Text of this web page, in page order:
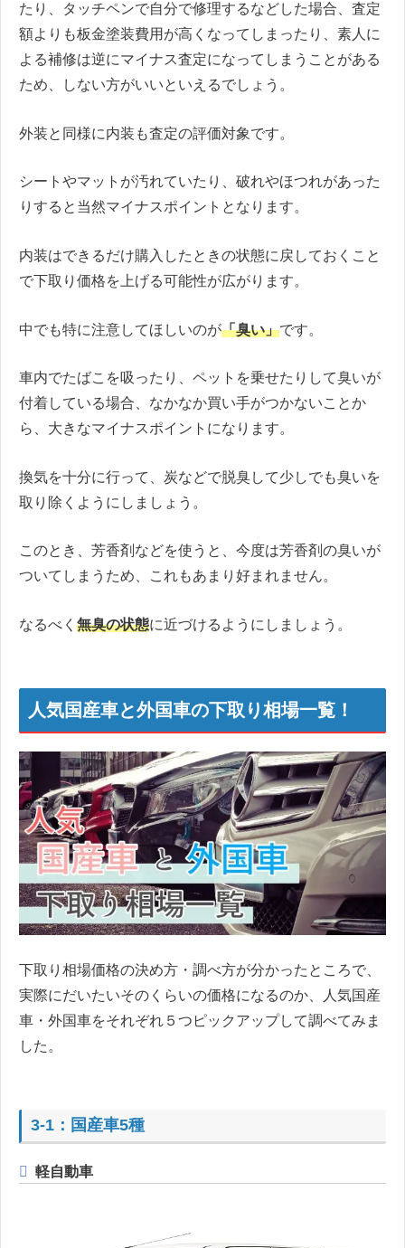
たり、タッチペンで自分で修理するなどした場合、査定
額よりも板金塗装費用が高くなってしまったり、素人に
よる補修は逆にマイナス査定になってしまうことがある
ため、しない方がいいといえるでしょう。
外装と同様に内装も査定の評価対象です。
シートやマットが汚れていたり、破れやほつれがあった
りすると当然マイナスポイントとなります。
内装はできるだけ購入したときの状態に戻しておくこと
で下取り価格を上げる可能性が広がります。
中でも特に注意してほしいのが「臭い」です。
車内でたばこを吸ったり、ペットを乗せたりして臭いが
付着している場合、なかなか買い手がつかないことか
ら、大きなマイナスポイントになります。
換気を十分に行って、炭などで脱臭して少しでも臭いを
取り除くようにしましょう。
このとき、芳香剤などを使うと、今度は芳香剤の臭いが
ついてしまうため、これもあまり好まれません。
なるべく 無臭の状態に近づけるようにしましょう。
人気国産車と外国車の下取り相場一覧！
下取り相場価格の決め方・調べ方が分かったところで、
実際にだいたいそのくらいの価格になるのか、人気国産
車・外国車をそれぞれ５つピックアップして調べてみま
した。
3-1：国産車5種
軽自動車